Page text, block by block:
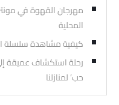
مهرجان القهوة في
المحلية
كيفية مشاهدة سلسلة
رحلة استكشاف عميقة
حب’ لمنازلنا